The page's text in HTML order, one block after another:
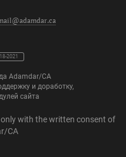
2021
Adamdar/CA
и доработку,
сайта
with the written consent of
CA